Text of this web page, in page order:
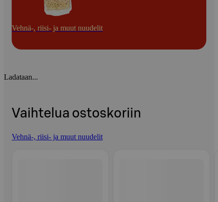
Vehnä-, riisi- ja muut nuudelit
Ladataan...
Vaihtelua ostoskoriin
Vehnä-, riisi- ja muut nuudelit